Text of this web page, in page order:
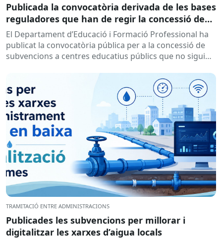
Publicada la convocatòria derivada de les bases
reguladores que han de regir la concessió de
subvencions a centres educatius, per al
desenvolupament de programes de formació i
inserció, durant el curs 2026-2027
El Departament d’Educació i Formació Professional ha
publicat la convocatòria pública per a la concessió de
subvencions a centres educatius públics que no siguin
TRAMITACIÓ ENTRE ADMINISTRACIONS
Publicades les subvencions per millorar i
digitalitzar les xarxes d’aigua locals